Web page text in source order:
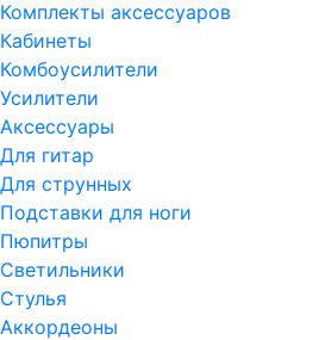
Комплекты аксессуаров
Кабинеты
Комбоусилители
Усилители
Аксессуары
Для гитар
Для струнных
Подставки для ноги
Пюпитры
Светильники
Стулья
Аккордеоны